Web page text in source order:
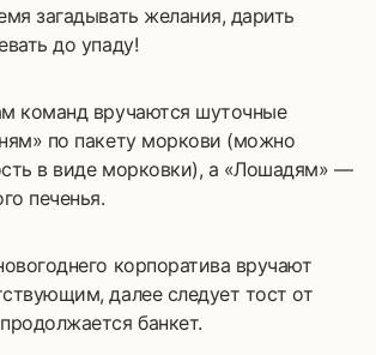
загадывать желания, дарить
до упаду!
команд вручаются шуточные
по пакету моркови (можно
в виде морковки), а «Лошадям» —
печенья.
корпоратива вручают
далее следует тост от
банкет.